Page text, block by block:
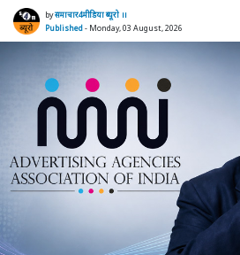
byसमाचार4मीडिया ब्यूरो ।।
Published- Monday, 03 August, 2026